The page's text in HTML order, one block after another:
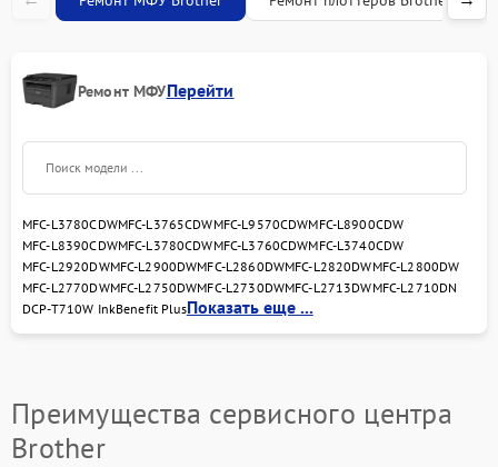
Ремонт МФУПерейти
MFC-L3780CDWMFC-L3765CDWMFC-L9570CDWMFC-L8900CDW
MFC-L8390CDWMFC-L3780CDWMFC-L3760CDWMFC-L3740CDW
MFC-L2920DWMFC-L2900DWMFC-L2860DWMFC-L2820DWMFC-L2800DW
MFC-L2770DWMFC-L2750DWMFC-L2730DWMFC-L2713DWMFC-L2710DN
DCP-T710W InkBenefit PlusПоказать еще ...
Преимущества сервисного центра
Brother